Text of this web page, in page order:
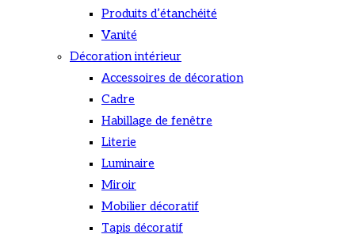
Produits d’étanchéité
Vanité
Décoration intérieur
Accessoires de décoration
Cadre
Habillage de fenêtre
Literie
Luminaire
Miroir
Mobilier décoratif
Tapis décoratif